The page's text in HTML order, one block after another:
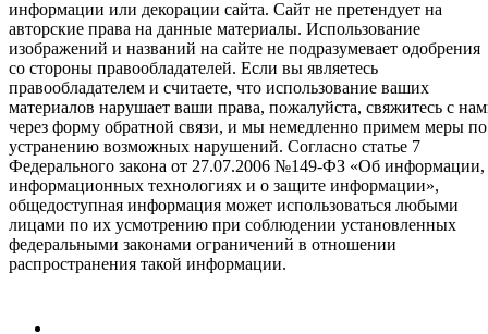
информации или декорации сайта. Сайт не претендует на
авторские права на данные материалы. Использование
изображений и названий на сайте не подразумевает одобрения
со стороны правообладателей. Если вы являетесь
правообладателем и считаете, что использование ваших
материалов нарушает ваши права, пожалуйста, свяжитесь с
через форму обратной связи, и мы немедленно примем меры по
устранению возможных нарушений. Согласно статье 7
Федерального закона от 27.07.2006 №149-ФЗ «Об информации,
информационных технологиях и о защите информации»,
общедоступная информация может использоваться любыми
лицами по их усмотрению при соблюдении установленных
федеральными законами ограничений в отношении
распространения такой информации.